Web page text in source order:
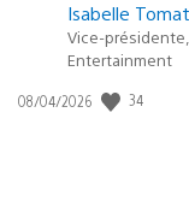
Isabelle
Vice-
Entertainment
Date
08/04/2026 34